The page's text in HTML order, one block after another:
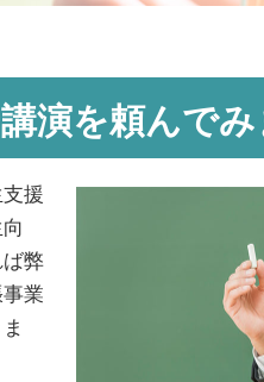
演を頼んで
援
弊
業